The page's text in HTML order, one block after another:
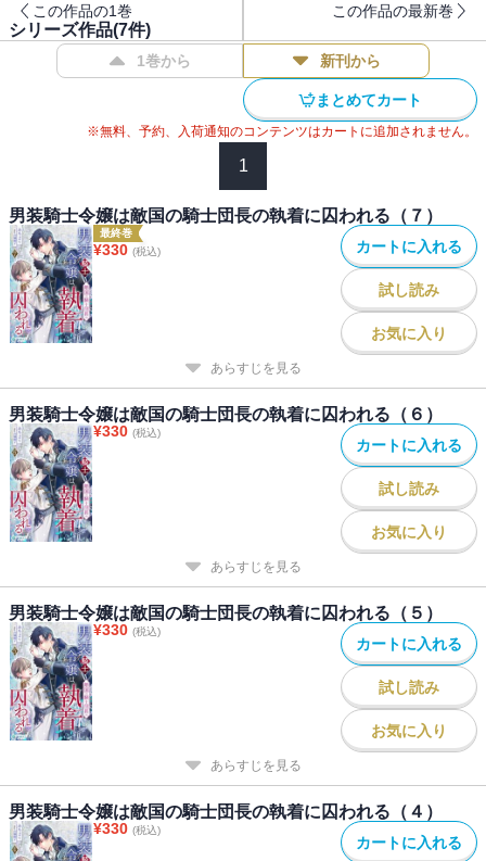
優しさに、彼女の心と身体は次第に囚われていく・・・・・・。
『男装騎士令嬢は敵国の騎士団長の執着に囚われる（２）』には
「第二章」（後半）～「第三章」までを収録
この作品の1巻 この作品の最新巻
シリーズ作品(7件)
1巻から 新刊から
まとめてカート
※無料、予約、入荷通知のコンテンツはカートに追加されません。
1
男装騎士令嬢は敵国の騎士団長の執着に囚われる（７）
最終巻
¥330 (税込) カートに入れる
試し読み
お気に入り
あらすじを見る
男装騎士令嬢は敵国の騎士団長の執着に囚われる（６）
¥330 (税込)
カートに入れる
試し読み
お気に入り
あらすじを見る
男装騎士令嬢は敵国の騎士団長の執着に囚われる（５）
¥330 (税込)
カートに入れる
試し読み
お気に入り
あらすじを見る
男装騎士令嬢は敵国の騎士団長の執着に囚われる（４）
¥330 (税込)
カートに入れる